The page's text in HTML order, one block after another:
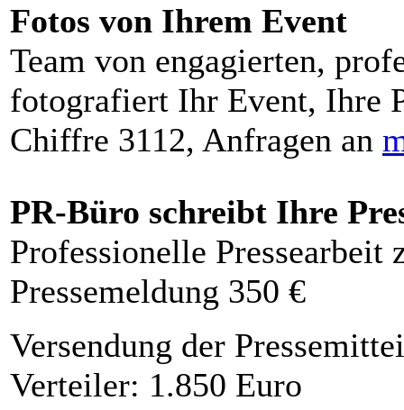
Fotos von Ihrem Event
Team von engagierten,
fotografiert Ihr Event, Ihre
Chiffre 3112, Anfragen an
PR-Büro schreibt Ihre
Professionelle Pressearbeit
Pressemeldung 350 €
Versendung der
Verteiler: 1.850 Euro